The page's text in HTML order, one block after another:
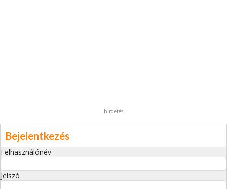
hirdetés
Bejelentkezés
Felhasználónév
Jelszó